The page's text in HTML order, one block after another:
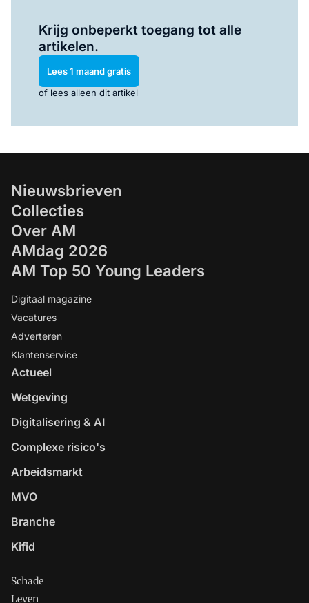
Krijg onbeperkt toegang tot alle
artikelen.
Lees 1 maand gratis
of lees alleen dit artikel
Nieuwsbrieven
Collecties
Over AM
AMdag 2026
AM Top 50 Young Leaders
Digitaal magazine
Vacatures
Adverteren
Klantenservice
Actueel
Wetgeving
Digitalisering & AI
Complexe risico's
Arbeidsmarkt
MVO
Branche
Kifid
Schade
Leven